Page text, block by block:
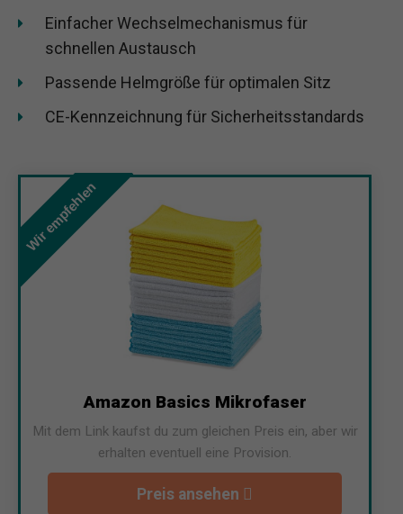
Einfacher Wechselmechanismus für
schnellen Austausch
Passende Helmgröße für optimalen Sitz
CE-Kennzeichnung für Sicherheitsstandards
Wir empfehlen
Amazon Basics Mikrofaser
Mit dem Link kaufst du zum gleichen Preis ein, aber wir
erhalten eventuell eine Provision.
Preis ansehen